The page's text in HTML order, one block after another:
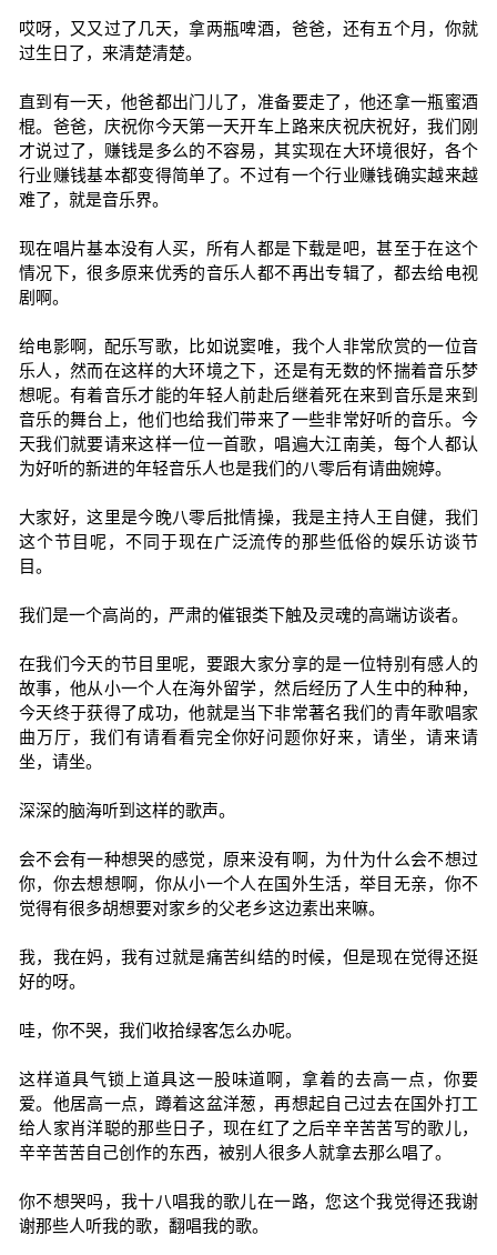
哎呀，又又过了几天，拿两瓶啤酒，爸爸，还有五个月，你就
过生日了，来清楚清楚。
直到有一天，他爸都出门儿了，准备要走了，他还拿一瓶蜜酒
棍。爸爸，庆祝你今天第一天开车上路来庆祝庆祝好，我们刚
才说过了，赚钱是多么的不容易，其实现在大环境很好，各个
行业赚钱基本都变得简单了。不过有一个行业赚钱确实越来越
难了，就是音乐界。
现在唱片基本没有人买，所有人都是下载是吧，甚至于在这个
情况下，很多原来优秀的音乐人都不再出专辑了，都去给电视
剧啊。
给电影啊，配乐写歌，比如说窦唯，我个人非常欣赏的一位音
乐人，然而在这样的大环境之下，还是有无数的怀揣着音乐梦
想呢。有着音乐才能的年轻人前赴后继着死在来到音乐是来到
音乐的舞台上，他们也给我们带来了一些非常好听的音乐。今
天我们就要请来这样一位一首歌，唱遍大江南美，每个人都认
为好听的新进的年轻音乐人也是我们的八零后有请曲婉婷。
大家好，这里是今晚八零后批情操，我是主持人王自健，我们
这个节目呢，不同于现在广泛流传的那些低俗的娱乐访谈节
目。
我们是一个高尚的，严肃的催银类下触及灵魂的高端访谈者。
在我们今天的节目里呢，要跟大家分享的是一位特别有感人的
故事，他从小一个人在海外留学，然后经历了人生中的种种，
今天终于获得了成功，他就是当下非常著名我们的青年歌唱家
曲万厅，我们有请看看完全你好问题你好来，请坐，请来请
坐，请坐。
深深的脑海听到这样的歌声。
会不会有一种想哭的感觉，原来没有啊，为什为什么会不想过
你，你去想想啊，你从小一个人在国外生活，举目无亲，你不
觉得有很多胡想要对家乡的父老乡这边素出来嘛。
我，我在妈，我有过就是痛苦纠结的时候，但是现在觉得还挺
好的呀。
哇，你不哭，我们收拾绿客怎么办呢。
这样道具气锁上道具这一股味道啊，拿着的去高一点，你要
爱。他居高一点，蹲着这盆洋葱，再想起自己过去在国外打工
给人家肖洋聪的那些日子，现在红了之后辛辛苦苦写的歌儿，
辛辛苦苦自己创作的东西，被别人很多人就拿去那么唱了。
你不想哭吗，我十八唱我的歌儿在一路，您这个我觉得还我谢
谢那些人听我的歌，翻唱我的歌。